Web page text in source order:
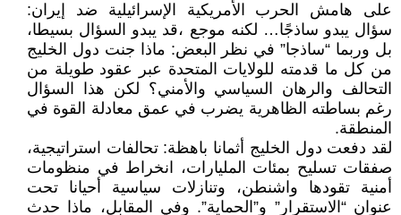
على هامش الحرب الأمريكية الإسرائيلية ضد إيران:
سؤال يبدو ساذجًا… لكنه موجع ،قد يبدو السؤال بسيطا،
بل وربما “ساذجا” في نظر البعض: ماذا جنت دول الخليج
من كل ما قدمته للولايات المتحدة عبر عقود طويلة من
التحالف والرهان السياسي والأمني؟ لكن هذا السؤال
رغم بساطته الظاهرية يضرب في عمق معادلة القوة في
المنطقة.
لقد دفعت دول الخليج أثمانا باهظة: تحالفات استراتيجية،
صفقات تسليح بمئات المليارات، انخراط في منظومات
أمنية تقودها واشنطن، وتنازلات سياسية أحيانا تحت
عنوان “الاستقرار” و”الحماية”. وفي المقابل، ماذا حدث